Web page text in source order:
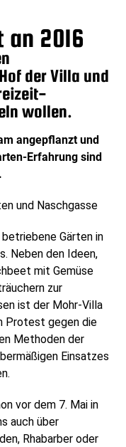
2016
der Villa und
wollen.
angepflanzt und
Erfahrung sind
und Naschgasse
Gärten in
Neben den Ideen,
mit Gemüse
zur
ist der Mohr-Villa
Protest gegen die
Methoden der
Einsatzes
vor dem 7. Mai in
auch über
Rhabarber oder